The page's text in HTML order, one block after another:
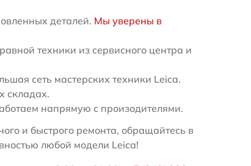
деталей. Мы уверены в
техники из сервисного центра и
сеть мастерских техники Leica.
складах.
напрямую с произодителями.
и быстрого ремонта, обращайтесь в
любой модели Leica!